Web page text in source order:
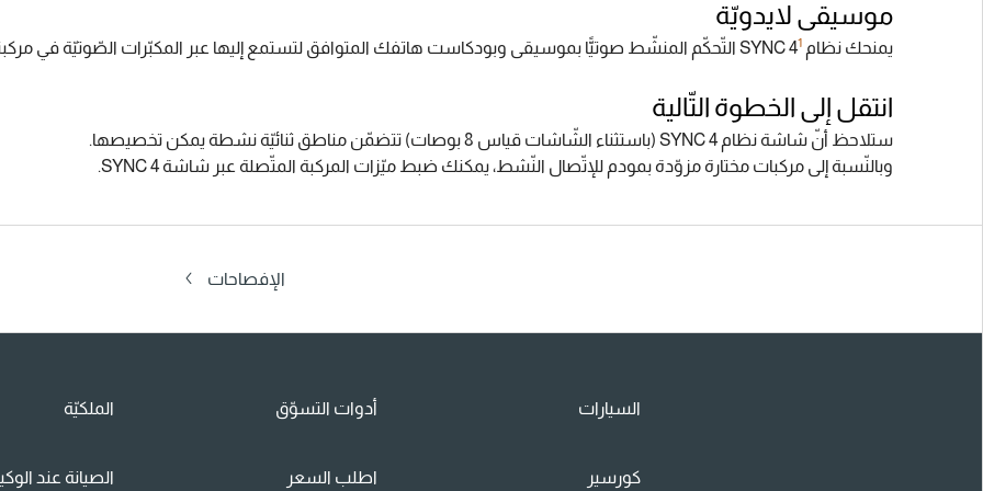
موسيقى لايدويّة
يمنحك نظام SYNC 4 1 التّحكّم المنشّط صوتيًّا بموسيقى وبودكاست هاتفك المتوافق لتستمع إليها عبر المكبّرات الصّوتيّة في
انتقل إلى الخطوة التّالية
ستلاحظ أنّ شاشة نظام SYNC 4 (باستثناء الشّاشات قياس 8 بوصات) تتضمّن مناطق ثنائيّة نشطة يمكن تخصيصها.
وبالنّسبة إلى مركبات مختارة مزوّدة بمودم للإتّصال النّشط، يمكنك ضبط ميّزات المركبة المتّصلة عبر شاشة SYNC 4.
الإفصاحات
السيارات
كورسير
أدوات التسوّق
اطلب السعر
الملكيّة
الصيانة عند